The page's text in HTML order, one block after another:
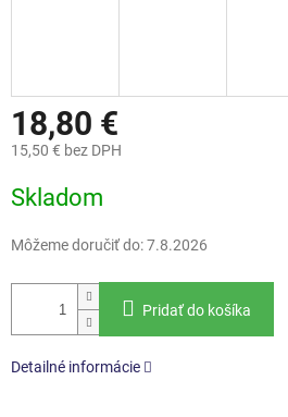
18,80 €
15,50 € bez DPH
cena:
Skladom
Môžeme doručiť do:7.8.2026
Pridať do košíka
Detailné informácie